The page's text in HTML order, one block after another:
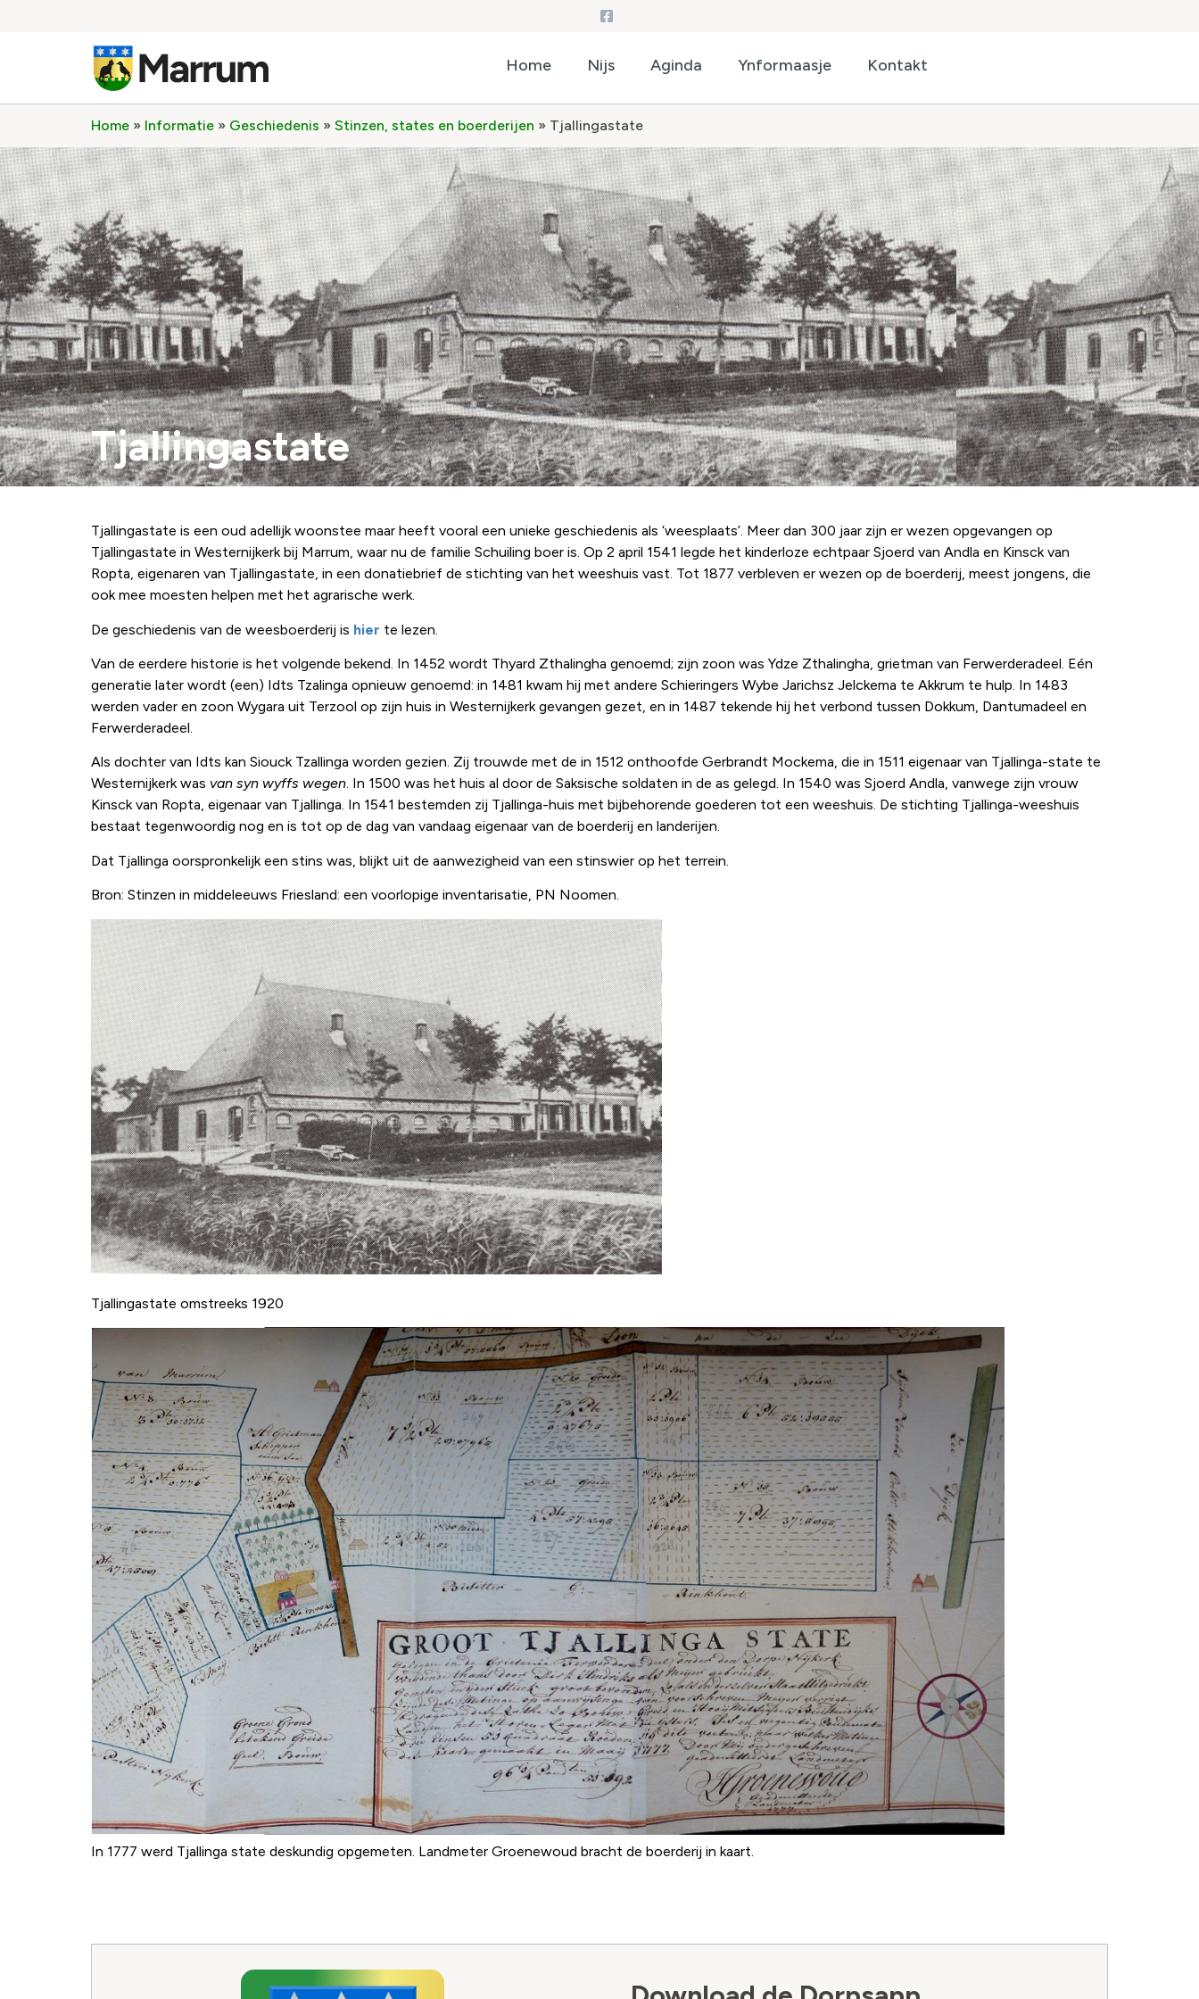
Home Nijs Aginda Ynformaasje Kontakt
Home » Informatie » Geschiedenis » Stinzen, states en boerderijen » Tjallingastate
Tjallingastate
Tjallingastate is een oud adellijk woonstee maar heeft vooral een unieke geschiedenis als ‘weesplaats’. Meer dan 300 jaar zijn er wezen opgevangen op
Tjallingastate in Westernijkerk bij Marrum, waar nu de familie Schuiling boer is. Op 2 april 1541 legde het kinderloze echtpaar Sjoerd van Andla en Kinsck van
Ropta, eigenaren van Tjallingastate, in een donatiebrief de stichting van het weeshuis vast. Tot 1877 verbleven er wezen op de boerderij, meest jongens, die
ook mee moesten helpen met het agrarische werk.
De geschiedenis van de weesboerderij is hier te lezen.
Van de eerdere historie is het volgende bekend. In 1452 wordt Thyard Zthalingha genoemd; zijn zoon was Ydze Zthalingha, grietman van Ferwerderadeel. Eén
generatie later wordt (een) Idts Tzalinga opnieuw genoemd: in 1481 kwam hij met andere Schieringers Wybe Jarichsz Jelckema te Akkrum te hulp. In 1483
werden vader en zoon Wygara uit Terzool op zijn huis in Westernijkerk gevangen gezet, en in 1487 tekende hij het verbond tussen Dokkum, Dantumadeel en
Ferwerderadeel.
Als dochter van Idts kan Siouck Tzallinga worden gezien. Zij trouwde met de in 1512 onthoofde Gerbrandt Mockema, die in 1511 eigenaar van Tjallinga-state te
Westernijkerk was van syn wyffs wegen. In 1500 was het huis al door de Saksische soldaten in de as gelegd. In 1540 was Sjoerd Andla, vanwege zijn vrouw
Kinsck van Ropta, eigenaar van Tjallinga. In 1541 bestemden zij Tjallinga-huis met bijbehorende goederen tot een weeshuis. De stichting Tjallinga-weeshuis
bestaat tegenwoordig nog en is tot op de dag van vandaag eigenaar van de boerderij en landerijen.
Dat Tjallinga oorspronkelijk een stins was, blijkt uit de aanwezigheid van een stinswier op het terrein.
Bron: Stinzen in middeleeuws Friesland: een voorlopige inventarisatie, PN Noomen.
Tjallingastate omstreeks 1920
In 1777 werd Tjallinga state deskundig opgemeten. Landmeter Groenewoud bracht de boerderij in kaart.